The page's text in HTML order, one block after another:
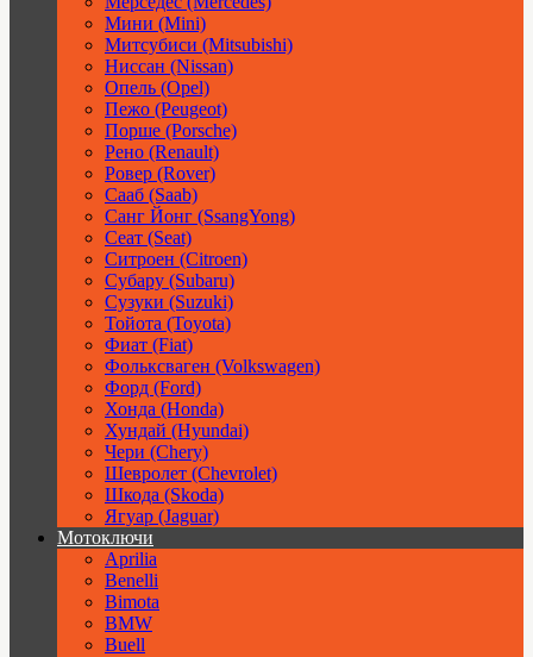
Мини (Mini)
Митсубиси (Mitsubishi)
Ниссан (Nissan)
Опель (Opel)
Пежо (Peugeot)
Порше (Porsche)
Рено (Renault)
Ровер (Rover)
Сааб (Saab)
Санг Йонг (SsangYong)
Сеат (Seat)
Ситроен (Citroen)
Субару (Subaru)
Сузуки (Suzuki)
Тойота (Toyota)
Фиат (Fiat)
Фольксваген (Volkswagen)
Форд (Ford)
Хонда (Honda)
Хундай (Hyundai)
Чери (Chery)
Шевролет (Chevrolet)
Шкода (Skoda)
Ягуар (Jaguar)
Мотоключи
Aprilia
Benelli
Bimota
BMW
Buell